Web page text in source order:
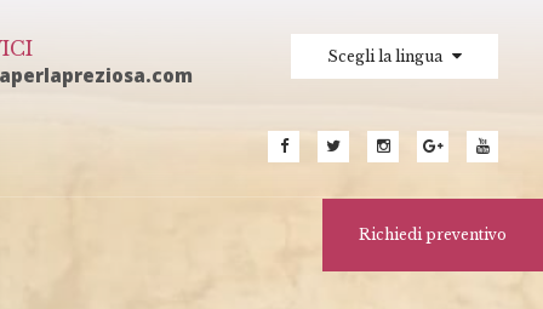
Scegli la lingua
Richiedi preventivo